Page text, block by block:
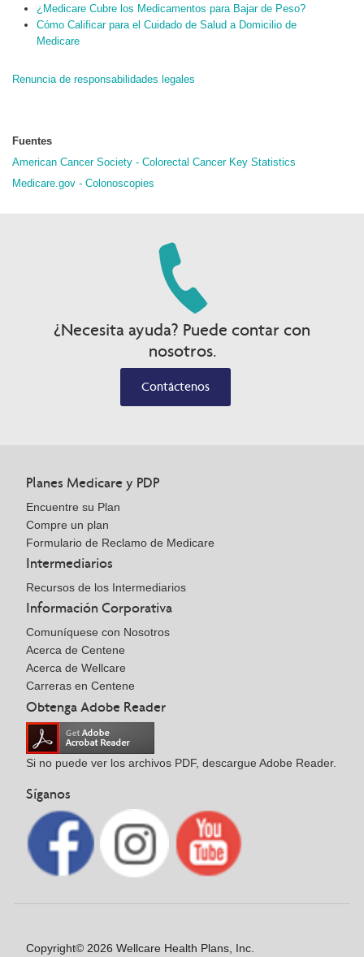
¿Medicare Cubre los Medicamentos para Bajar de Peso?
Cómo Calificar para el Cuidado de Salud a Domicilio de
Medicare
Renuncia de responsabilidades legales
Fuentes
American Cancer Society - Colorectal Cancer Key Statistics
Medicare.gov - Colonoscopies
¿Necesita ayuda? Puede contar con
nosotros.
Contáctenos
Planes Medicare y PDP
Encuentre su Plan
Compre un plan
Formulario de Reclamo de Medicare
Intermediarios
Recursos de los Intermediarios
Información Corporativa
Comuníquese con Nosotros
Acerca de Centene
Acerca de Wellcare
Carreras en Centene
Obtenga Adobe Reader
Si no puede ver los archivos PDF, descargue Adobe Reader.
Síganos
Copyright© 2026 Wellcare Health Plans, Inc.